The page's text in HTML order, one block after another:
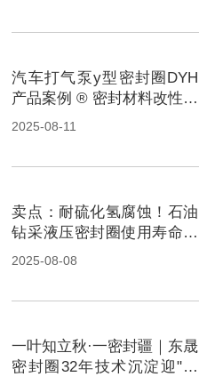
汽车打气泵y型密封圈DYH
产品案例 ® 密封材料改性关
键技术解析！
2025-08-11
卖点‌：耐硫化氢腐蚀！石油
钻采液压密封圈使用寿命达
5年！
2025-08-08
一叶知立秋·一密封疆｜东晟
密封圈32年技术沉淀迎"科